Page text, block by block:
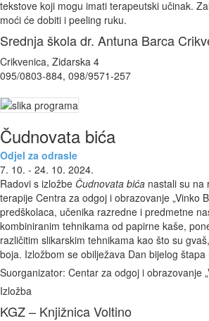
tekstove koji mogu imati terapeutski učinak.
moći će dobiti i peeling ruku.
Srednja škola dr. Antuna Barca
Crikvenica, Zidarska 4
095/0803-884, 098/9571-257
Čudnovata bića
Odjel za odrasle
7. 10. - 24. 10. 2024.
Radovi s izložbe Čudnovata bića nastali su na
terapije Centra za odgoj i obrazovanje „Vinko
predškolaca, učenika razredne i predmetne
kombiniranim tehnikama od papirne kaše,
različitim slikarskim tehnikama kao što su
boja. Izložbom se obilježava Dan bijelog štapa
Suorganizator: Centar za odgoj i obrazovanje
Izložba
KGZ – Knjižnica Voltino